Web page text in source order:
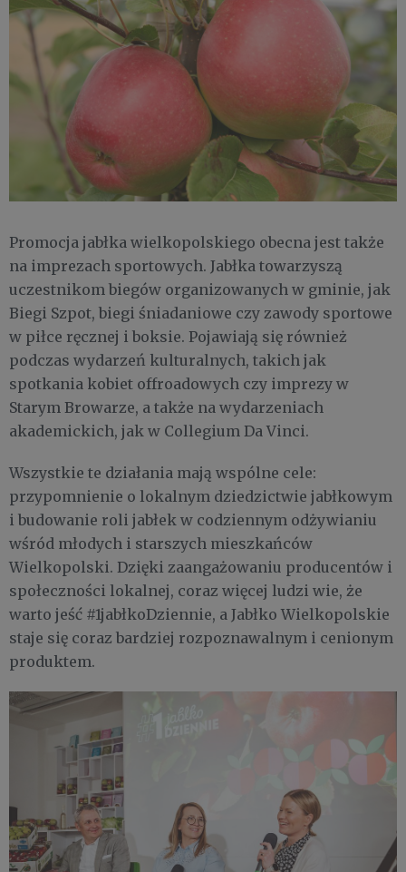
Promocja jabłka wielkopolskiego obecna jest także
na imprezach sportowych. Jabłka towarzyszą
uczestnikom biegów organizowanych w gminie, jak
Biegi Szpot, biegi śniadaniowe czy zawody sportowe
w piłce ręcznej i boksie. Pojawiają się również
podczas wydarzeń kulturalnych, takich jak
spotkania kobiet offroadowych czy imprezy w
Starym Browarze, a także na wydarzeniach
akademickich, jak w Collegium Da Vinci.
Wszystkie te działania mają wspólne cele:
przypomnienie o lokalnym dziedzictwie jabłkowym
i budowanie roli jabłek w codziennym odżywianiu
wśród młodych i starszych mieszkańców
Wielkopolski. Dzięki zaangażowaniu producentów i
społeczności lokalnej, coraz więcej ludzi wie, że
warto jeść #1jabłkoDziennie, a Jabłko Wielkopolskie
staje się coraz bardziej rozpoznawalnym i cenionym
produktem.